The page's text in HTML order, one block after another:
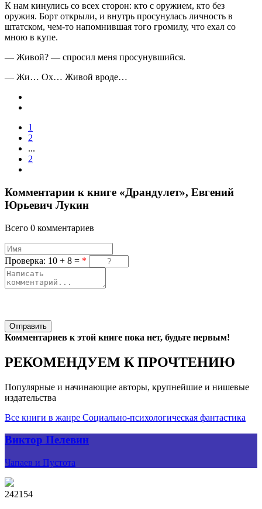
К нам кинулись со всех сторон: кто с оружием, кто без
оружия. Борт открыли, и внутрь просунулась личность в
штатском, чем-то напомнившая того громилу, что ехал со
мною в купе.
— Живой? — спросил меня просунувшийся.
— Жи… Ох… Живой вроде…
1
2
...
2
Комментарии к книге «Драндулет», Евгений
Юрьевич Лукин
Всего 0 комментариев
Проверка: 10 + 8 = *
Отправить
Комментариев к этой книге пока нет, будьте первым!
РЕКОМЕНДУЕМ К ПРОЧТЕНИЮ
Популярные и начинающие авторы, крупнейшие и нишевые
издательства
Все книги в жанре Социально-психологическая фантастика
Виктор Пелевин
Чапаев и Пустота
242154